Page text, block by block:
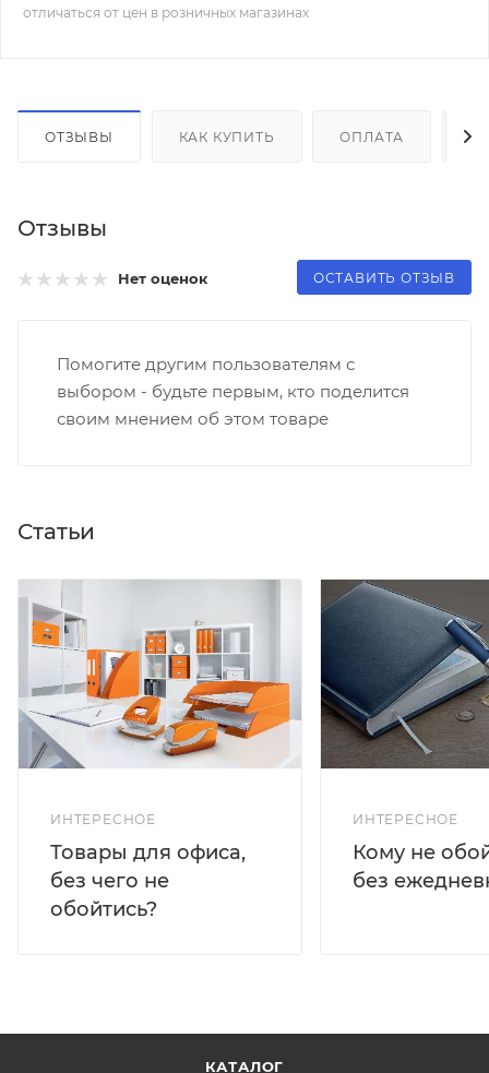
отличаться от цен в розничных магазинах
ОТЗЫВЫ КАК КУПИТЬ ОПЛАТА
Отзывы
Нет оценок ОСТАВИТЬ ОТЗЫВ
Помогите другим пользователям с
выбором - будьте первым, кто поделится
своим мнением об этом товаре
Статьи
ИНТЕРЕСНОЕ
Товары для офиса,
без чего не
обойтись?
ИНТЕРЕСНОЕ
Кому не
без
КАТАЛОГ